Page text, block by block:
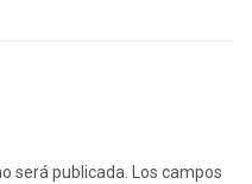
será publicada. Los campos